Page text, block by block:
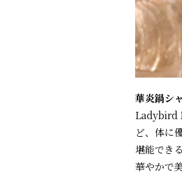
華炎鍋シ
Ladybird
ど、体に
堪能でき
華やかで